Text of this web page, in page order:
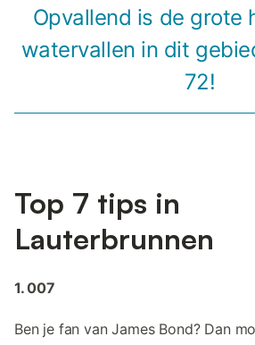
Opvallend is de grote
watervallen in dit
72!
Top 7 tips in
Lauterbrunnen
1. 007
Ben je fan van James Bond? Dan